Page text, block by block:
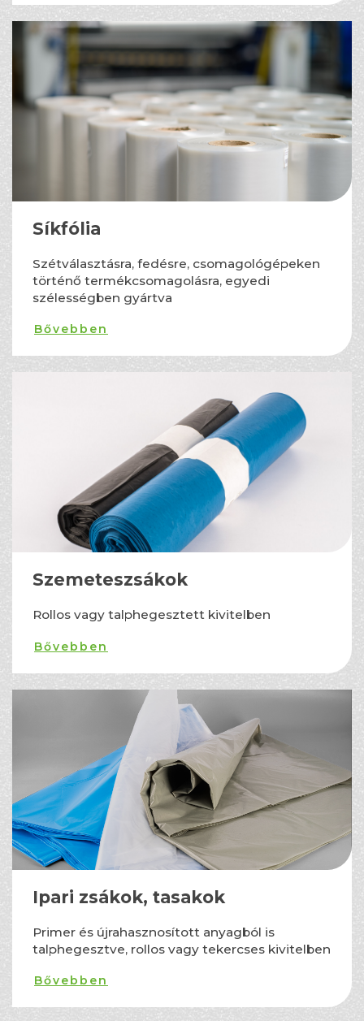
Síkfólia
Szétválasztásra, fedésre, csomagológépeken
történő termékcsomagolásra, egyedi
szélességben gyártva
Bővebben
Szemeteszsákok
Rollos vagy talphegesztett kivitelben
Bővebben
Ipari zsákok, tasakok
Primer és újrahasznosított anyagból is
talphegesztve, rollos vagy tekercses kivitelben
Bővebben